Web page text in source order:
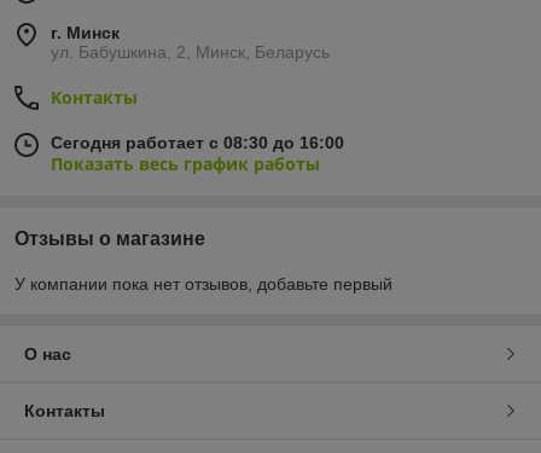
г. Минск
ул. Бабушкина, 2, Минск, Беларусь
Контакты
Сегодня работает с 08:30 до 16:00
Показать весь график работы
Отзывы о магазине
У компании пока нет отзывов, добавьте первый
О нас
Контакты